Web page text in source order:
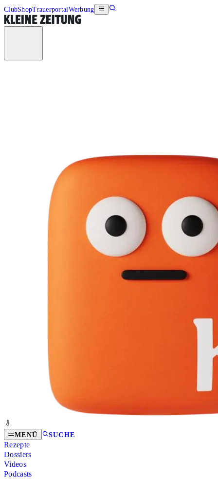
ClubShopTrauerportalWerbung
MENÜ SUCHE
Rezepte
Dossiers
Videos
Podcasts